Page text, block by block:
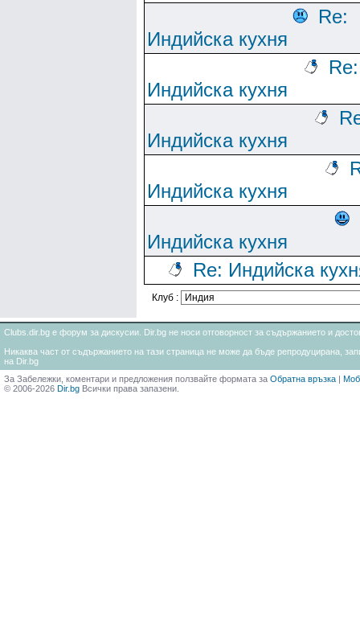
Re:
Индийска кухня
Re:
Индийска кухня
Индийска кухня
Индийска кухня
Индийска кухня
Re: Индийска
Клуб :
Clubs.dir.bg е форум за дискусии. Dir.bg не носи отговорност за съдържанието и
Никаква част от съдържанието на тази страница не може да бъде репродуцирана,
на Dir.bg
За Забележки, коментари и предложения ползвайте формата за Обратна връзка |
© 2006-2026 Dir.bg Всички права запазени.